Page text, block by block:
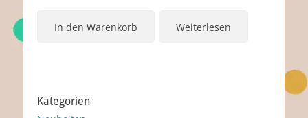
In den Warenkorb Weiterlesen
Kategorien